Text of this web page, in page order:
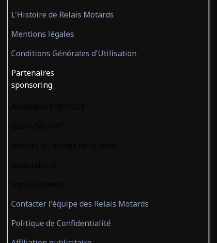
L'Histoire de Relais Motards
Mentions légales
Conditions Générales d'Utilisation
Partenaires
sponsoring
Contacter l'équipe des Relais Motards
Politique de Confidentialité